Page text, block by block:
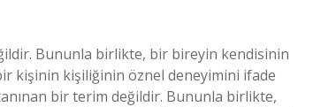
Bununla birlikte, bir bireyin kendisinin
kişinin kişiliğinin öznel deneyimini ifade
bir terim değildir. Bununla birlikte,